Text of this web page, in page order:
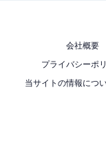
会社概要
プライバシーポ
当サイトの情報につ